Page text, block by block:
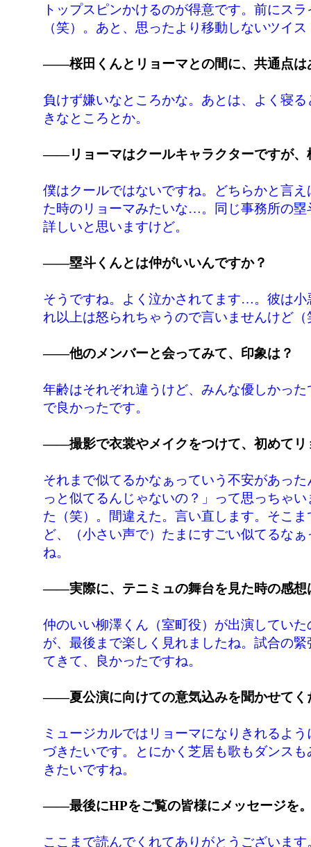
トップスピンかけるのが得意です。前にス
（笑）。あと、思ったより移動しないツイ
――桜田くんとリョーマとの間に、共通点は
負けず嫌いなところかな。あとは、よく寝
きなところとか。
――リョーマはクールキャラクターですが、
僕はクールではないですね。どちらかと言
た時のリョーマみたいな…。同じ事務所の
詳しいと思いますけど。
――塁斗くんとは仲がいいんですか？
そうですね。よく泣かされてます…。彼は
れ以上は怒られちゃうので言いませんけど（
――他のメンバーと会ってみて、印象は？
年齢はそれぞれ違うけど、みんな優しかっ
で良かったです。
――撮影で衣裳やメイクをつけて、初めてリ
それまで似てるかなぁっていう不安があっ
っと似てるんじゃないの？」って思っちゃ
た（笑）。間違えた。言い直します。そこ
ど、（小さい声で）たまにすごい似てるな
ね。
――実際に、テニミュの舞台を見た時の感想
仲のいい柳澤くん（室町役）が出演してい
が、最後まで楽しく見れましたね。試合の
てきて、良かったですね。
――夏公演に向けての意気込みを聞かせてく
ミュージカルではリョーマになりきれるよ
づきたいです。とにかく芝居も歌もダンス
きたいですね。
――最後にHPをご覧の皆様にメッセージを
ここまで読んでくれてありがとうございま